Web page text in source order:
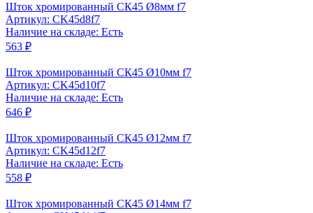
Шток хромированный СК45 Ø8мм f7
Артикул: CK45d8f7
Наличие на складе: Есть
563 ₽
Шток хромированный СК45 Ø10мм f7
Артикул: CK45d10f7
Наличие на складе: Есть
646 ₽
Шток хромированный СК45 Ø12мм f7
Артикул: CK45d12f7
Наличие на складе: Есть
558 ₽
Шток хромированный СК45 Ø14мм f7